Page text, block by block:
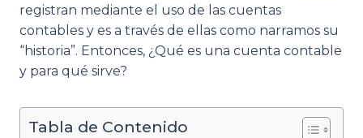
registran mediante el uso de las cuentas
contables y es a través de ellas como narramos su
“historia”. Entonces, ¿Qué es una cuenta contable
y para qué sirve?
Tabla de Contenido